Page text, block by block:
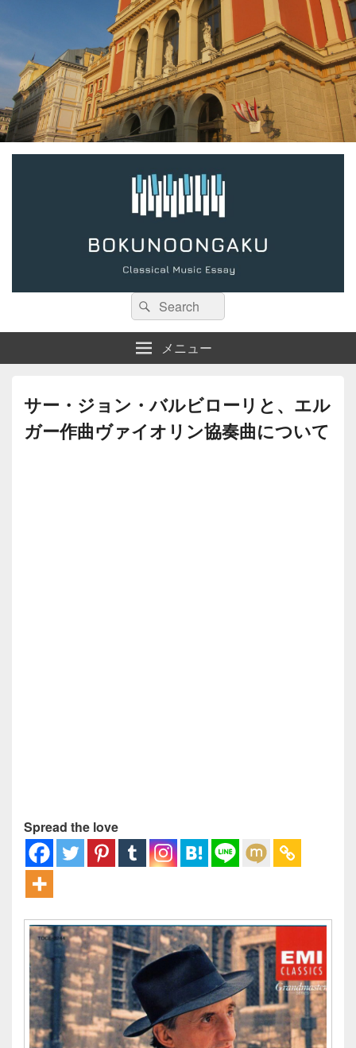
検
索:
検
索
メニュー
サー・ジョン・バルビローリと、エル
ガー作曲ヴァイオリン協奏曲について
Spread the love